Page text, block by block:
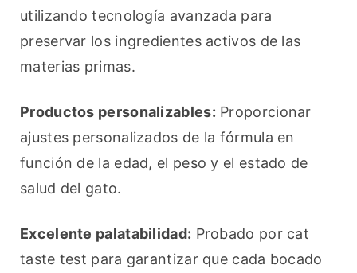
utilizando tecnología avanzada para
preservar los ingredientes activos de las
materias primas.
Productos personalizables: Proporcionar
ajustes personalizados de la fórmula en
función de la edad, el peso y el estado de
salud del gato.
Excelente palatabilidad: Probado por cat
taste test para garantizar que cada bocado